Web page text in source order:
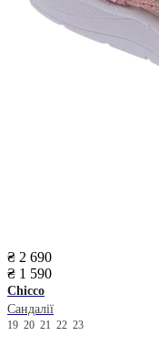
₴ 2 690
₴ 1 590
Chicco
Сандалії
19 20 21 22 23